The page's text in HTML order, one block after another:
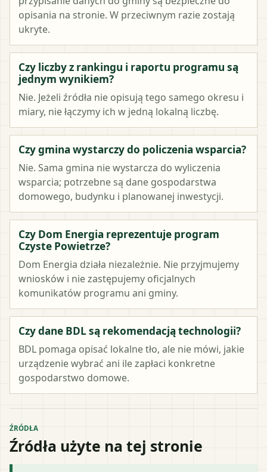
opisania na stronie. W przeciwnym razie zostają
ukryte.
Czy liczby z rankingu i raportu programu są
jednym wynikiem?
Nie. Jeżeli źródła nie opisują tego samego okresu i
miary, nie łączymy ich w jedną lokalną liczbę.
Czy gmina wystarczy do policzenia wsparcia?
Nie. Sama gmina nie wystarcza do wyliczenia
wsparcia; potrzebne są dane gospodarstwa
domowego, budynku i planowanej inwestycji.
Czy Dom Energia reprezentuje program
Czyste Powietrze?
Dom Energia działa niezależnie. Nie przyjmujemy
wniosków i nie zastępujemy oficjalnych
komunikatów programu ani gminy.
Czy dane BDL są rekomendacją technologii?
BDL pomaga opisać lokalne tło, ale nie mówi, jakie
urządzenie wybrać ani ile zapłaci konkretne
gospodarstwo domowe.
ŹRÓDŁA
Źródła użyte na tej stronie